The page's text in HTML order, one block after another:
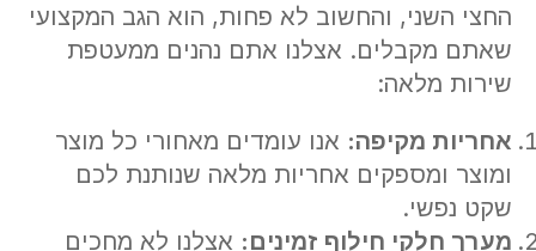
החצי השני, והחשוב לא פחות, הוא הגב המקצועי
שאתם מקבלים. אצלנו אתם נהנים ממעטפת
שירות מלאה:
אחריות מקיפה: אנו עומדים מאחורי כל מוצר
ומוצר ומספקים אחריות מלאה שנותנת לכם
שקט נפשי.
מערך חלקי חילוף זמינים: אצלנו לא מחכים